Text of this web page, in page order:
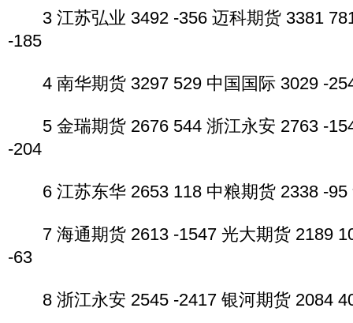
3 江苏弘业 3492 -356 迈科期货 3381
-185
4 南华期货 3297 529 中国国际 3029 -
5 金瑞期货 2676 544 浙江永安 2763 -
-204
6 江苏东华 2653 118 中粮期货 2338 -95
7 海通期货 2613 -1547 光大期货 2189
-63
8 浙江永安 2545 -2417 银河期货 2084